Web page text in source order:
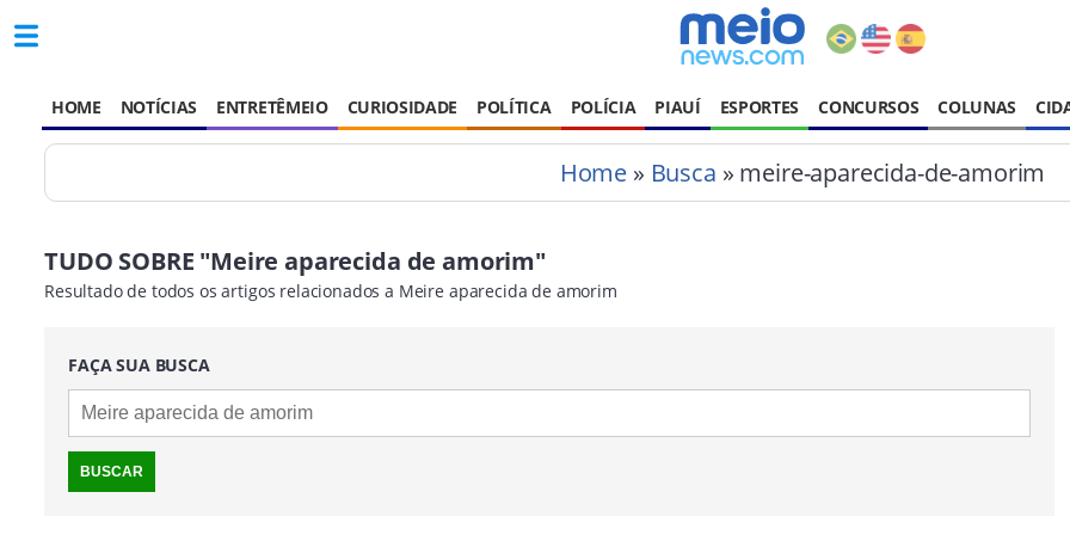
HOME NOTÍCIAS ENTRETÊMEIO CURIOSIDADE POLÍTICA POLÍCIA PIAUÍ ESPORTES CONCURSOS COLUNAS
Home » Busca » meire-aparecida-de-amorim
TUDO SOBRE "Meire aparecida de amorim"
Resultado de todos os artigos relacionados a Meire aparecida de amorim
FAÇA SUA BUSCA
BUSCAR